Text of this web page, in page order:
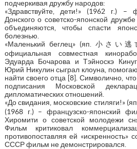
подчеркивая дружбу народов:
«Здравствуйте, дети!» (1962 г.) –
Донского о советско-японской
объединяются, чтобы спасти
болезнью.
«Маленький беглец» (яп. 小さい
официальная совместная
Эдуарда Бочарова и Тэйноскэ
Юрий Никулин сыграл клоуна,
найти своего отца [8]. Символично,
подписания Московской
дипломатических отношений.
«До свидания, московские стиляги!»
(1968 г.) – французско-японский
Хиромити о советской молодежи
Фильм критиковал
противопоставляя ей «искренность»
СССР фильм не демонстрировался.